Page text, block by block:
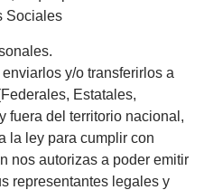
Sociales
y/o transferirlos a
Estatales,
fuera del territorio nacional,
la ley para cumplir con
nos autorizas a poder emitir
representantes legales y